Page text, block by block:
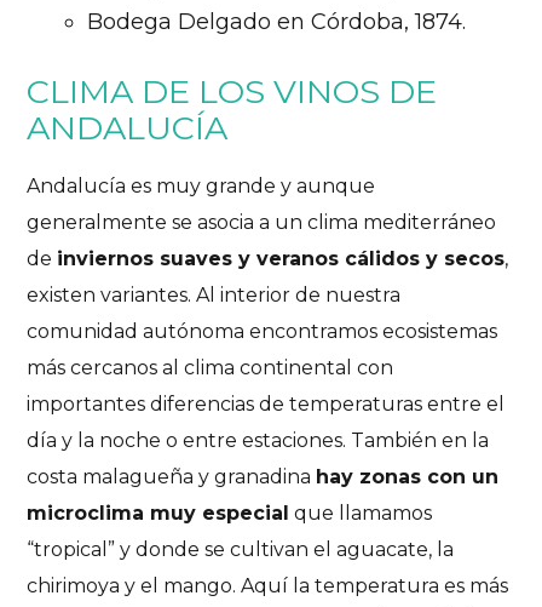
Bodega Delgado en Córdoba, 1874.
CLIMA DE LOS VINOS DE
ANDALUCÍA
Andalucía es muy grande y aunque
generalmente se asocia a un clima mediterráneo
de inviernos suaves y veranos cálidos y secos,
existen variantes. Al interior de nuestra
comunidad autónoma encontramos ecosistemas
más cercanos al clima continental con
importantes diferencias de temperaturas entre el
día y la noche o entre estaciones. También en la
costa malagueña y granadina hay zonas con un
microclima muy especial que llamamos
“tropical” y donde se cultivan el aguacate, la
chirimoya y el mango. Aquí la temperatura es más